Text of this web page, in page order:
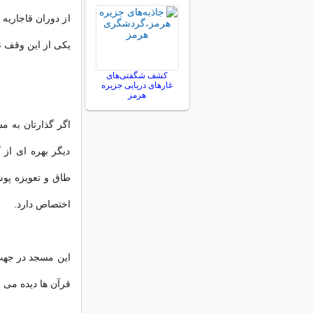
از دوران
یکی از این وقف
اگر گذارتان
دیگر بهره ای
طاق و تعویزه
اختصاص دارد.
این مسجد در
قرآن ها دیده
کشف شگفتی‌های
غارهای دریایی جزیره
هرمز